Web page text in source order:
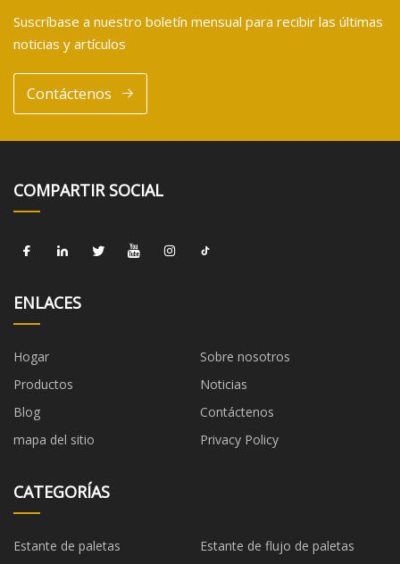
Suscríbase a nuestro boletín mensual para recibir las últimas
noticias y artículos
Contáctenos
COMPARTIR SOCIAL
ENLACES
Hogar
Sobre nosotros
Productos
Noticias
Blog
Contáctenos
mapa del sitio
Privacy Policy
CATEGORÍAS
Estante de paletas
Estante de flujo de paletas